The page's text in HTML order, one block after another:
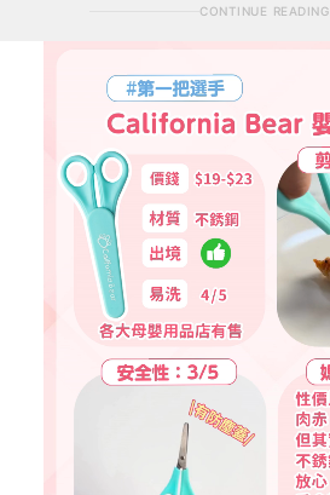
CONTINUE READING